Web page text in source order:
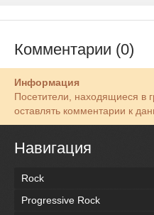
Комментарии (0)
Информация
Посетители, находящиеся в
оставлять комментарии к
Навигация
Rock
Progressive Rock